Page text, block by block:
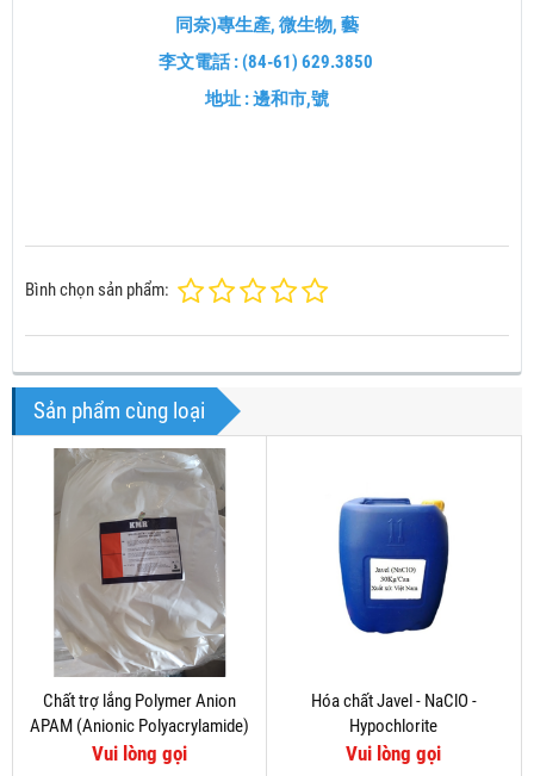
同奈)專生產, 微生物, 藝
李文電話 : (84-61) 629.3850
地址 : 邊和市,號
Bình chọn sản phẩm:
Sản phẩm cùng loại
Chất trợ lắng Polymer Anion
APAM (Anionic Polyacrylamide)
Vui lòng gọi
Hóa chất Javel - NaClO -
Hypochlorite
Vui lòng gọi